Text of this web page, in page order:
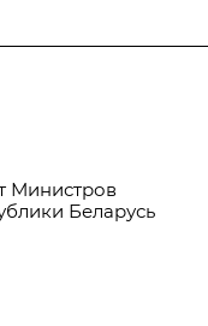
Министров
Беларусь